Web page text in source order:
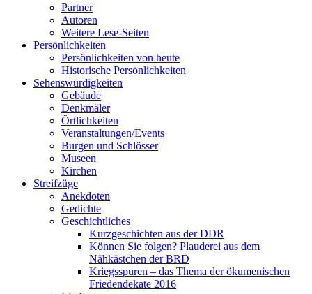
Partner
Autoren
Weitere Lese-Seiten
Persönlichkeiten
Persönlichkeiten von heute
Historische Persönlichkeiten
Sehenswürdigkeiten
Gebäude
Denkmäler
Örtlichkeiten
Veranstaltungen/Events
Burgen und Schlösser
Museen
Kirchen
Streifzüge
Anekdoten
Gedichte
Geschichtliches
Kurzgeschichten aus der DDR
Können Sie folgen? Plauderei aus dem
Nähkästchen der BRD
Kriegsspuren – das Thema der ökumenischen
Friedendekate 2016